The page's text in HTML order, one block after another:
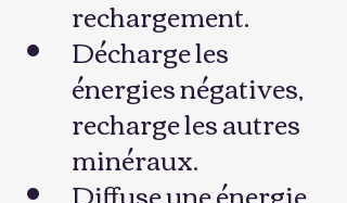
rechargement.
Décharge les
énergies négatives,
recharge les autres
minéraux.